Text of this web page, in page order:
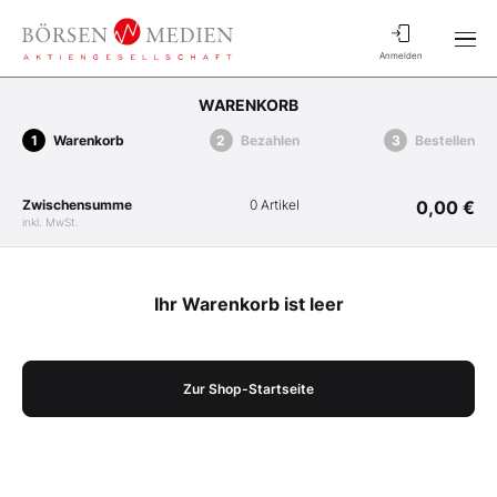
Anmelden
WARENKORB
Warenkorb Bezahlen Bestellen
Zwischensumme
inkl. MwSt.
0 Artikel 0,00 €
Ihr Warenkorb ist leer
Zur Shop-Startseite